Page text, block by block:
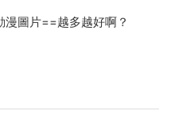
圖片==越多越好啊？